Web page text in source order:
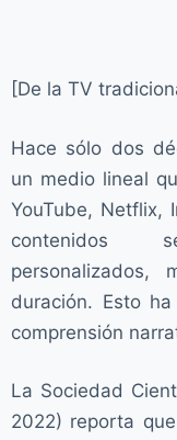
[De la TV
Hace sólo dos
un medio lineal
YouTube, Netflix,
contenidos
duración. Esto
comprensión
La Sociedad
2022) reporta